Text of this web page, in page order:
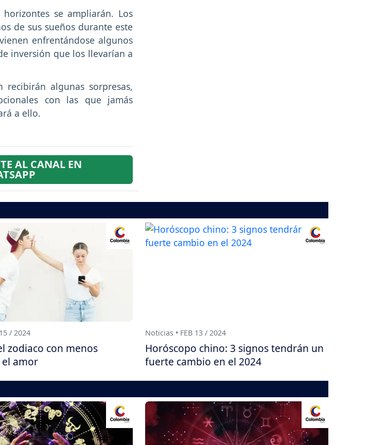
horizontes se ampliarán. Los
de sus sueños durante este
enfrentándose algunos
inversión que los llevarían a
algunas sorpresas,
con las que jamás
a ello.
AL CANAL EN
/ 2024
zodiaco con menos
amor
Noticias • FEB 13 / 2024
Horóscopo chino: 3 signos tendrán un
fuerte cambio en el 2024